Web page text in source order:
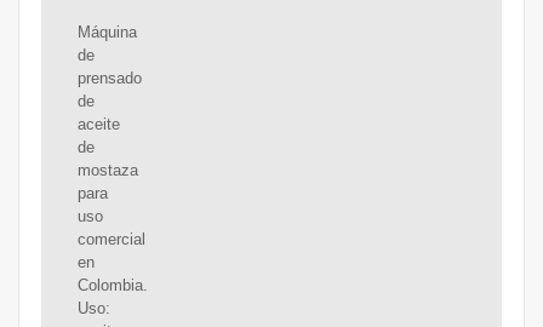
Máquina
de
prensado
de
aceite
de
mostaza
para
uso
comercial
en
Colombia.
Uso: